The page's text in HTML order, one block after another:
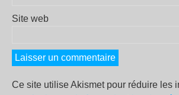
Site web
Ce site utilise Akismet pour réduire les